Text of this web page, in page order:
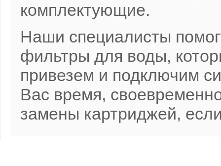
комплектующие.
Наши специалисты
фильтры для воды,
привезем и подключим
Вас время,
замены картриджей,